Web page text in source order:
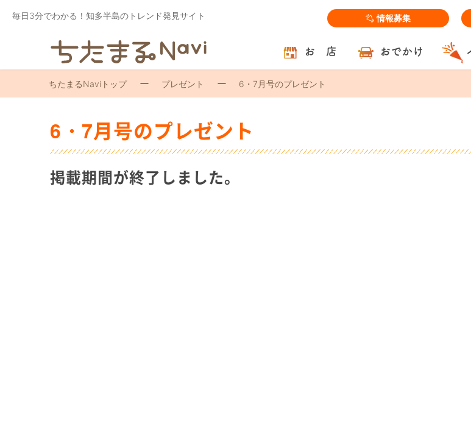
毎日3分でわかる！知多半島のトレンド発見サイト 情報募集
お 店 おでかけ
ちたまるNaviトップ プレゼント 6・7月号のプレゼント
6・7月号のプレゼント
掲載期間が終了しました。